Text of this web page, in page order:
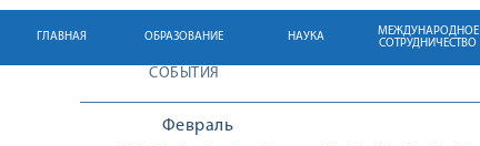
ГЛАВНАЯ ОБРАЗОВАНИЕ НАУКА
МЕЖДУНАРОДНОЕ
СОТРУДНИЧЕСТВО
СОБЫТИЯ
Февраль